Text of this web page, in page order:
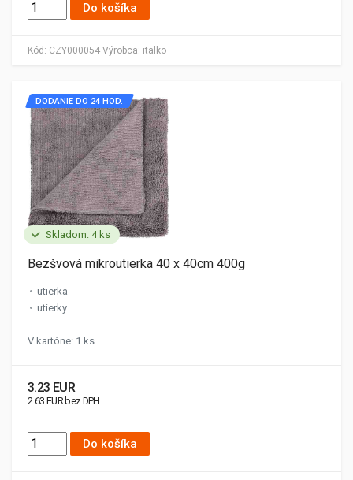
Kód: CZY000054 Výrobca: italko
Do košíka
Skladom: 4 ks
DODANIE DO 24 HOD.
Bezšvová mikroutierka 40 x 40cm 400g
utierka
utierky
V kartóne: 1 ks
3.23 EUR
2.63 EUR bez DPH
Do košíka